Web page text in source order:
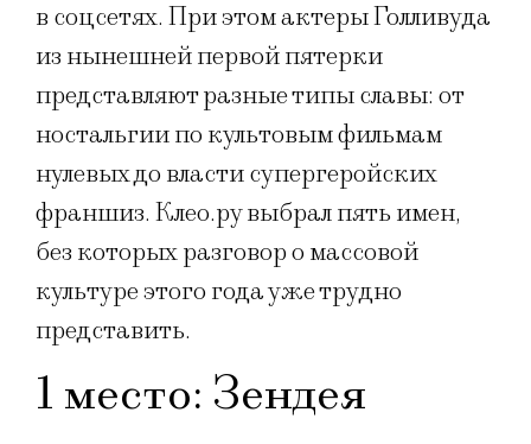
в соцсетях. При этом актеры Голливуда
из нынешней первой пятерки
представляют разные типы славы: от
ностальгии по культовым фильмам
нулевых до власти супергеройских
франшиз. Клео.ру выбрал пять имен,
без которых разговор о массовой
культуре этого года уже трудно
представить.
1 место: Зендея